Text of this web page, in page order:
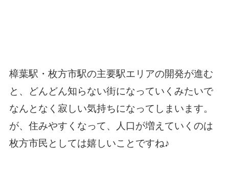
樟葉駅・枚方市駅の主要駅エリアの開発が進む
と、どんどん知らない街になっていくみたいで
なんとなく寂しい気持ちになってしまいます。
が、住みやすくなって、人口が増えていくのは
枚方市民としては嬉しいことですね♪